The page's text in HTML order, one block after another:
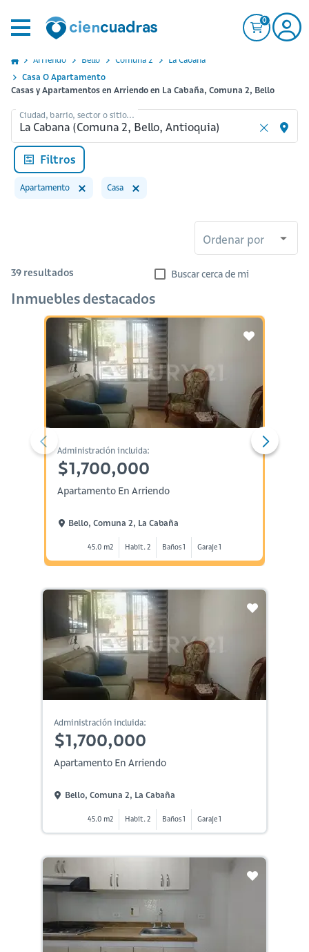
0
Arriendo Bello Comuna 2
La Cabana
Casa O Apartamento
Casas y Apartamentos en Arriendo en La Cabaña, Comuna 2, Bello
Ciudad, barrio, sector o sitio...
Filtros
Apartamento Casa
Ordenar por
39 resultados Buscar cerca de mi
Inmuebles destacados
Administración incluida:
$1,700,000
Apartamento En Arriendo
Bello, Comuna 2, La Cabaña
45.0 m2 Habit. 2 Baños 1 Garaje 1
Administración incluida:
$1,700,000
Apartamento En Arriendo
Bello, Comuna 2, La Cabaña
45.0 m2 Habit. 2 Baños 1 Garaje 1